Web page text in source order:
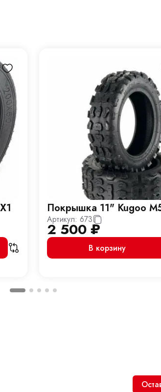
Покрышка 11" Kugoo
Артикул: 673
2 500₽
В корзину